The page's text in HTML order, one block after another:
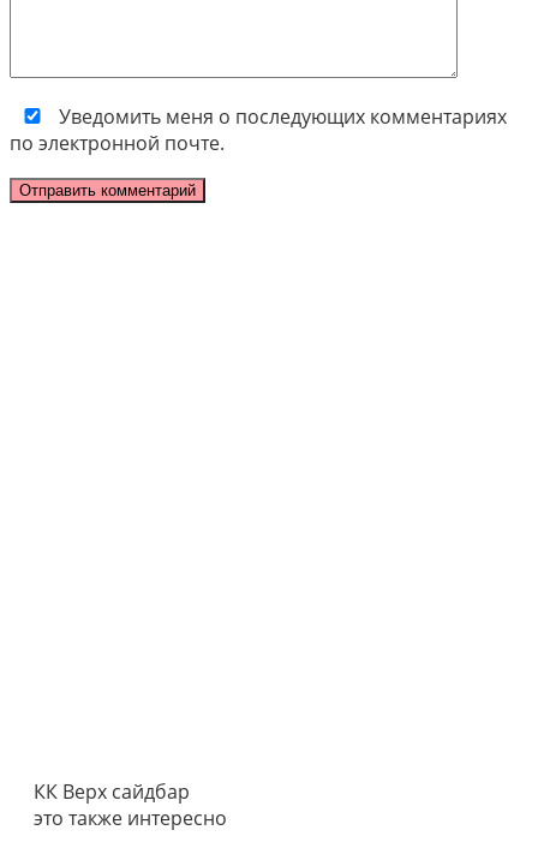
Уведомить меня о последующих комментариях
по электронной почте.
КК Верх сайдбар
это также интересно